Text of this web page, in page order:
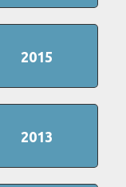
2015
2013